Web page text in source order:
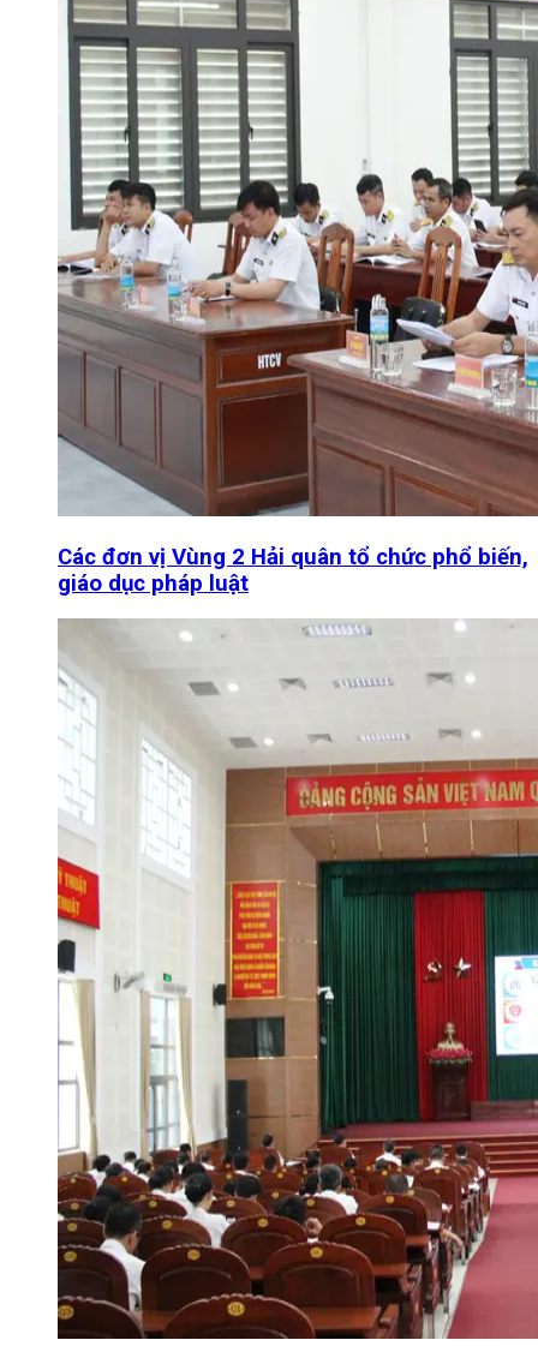
Các đơn vị Vùng 2 Hải quân tổ chức phổ biến,
giáo dục pháp luật